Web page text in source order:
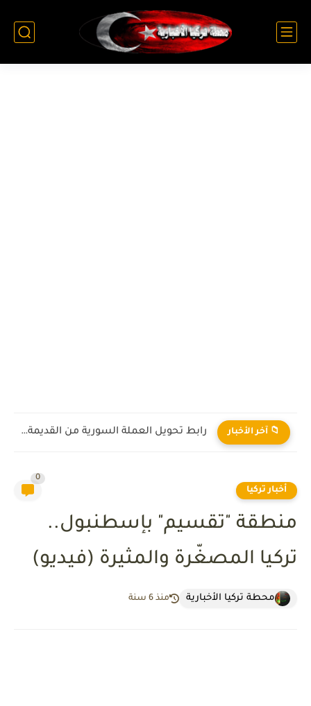
📁 آخر الأخبار ماذا يعني رفع العقوبات على سوريا؟
أخبار تركيا
0
منطقة "تقسيم" بإسطنبول..
تركيا المصغّرة والمثيرة (فيديو)
محطة تركيا الأخبارية منذ 6 سنة